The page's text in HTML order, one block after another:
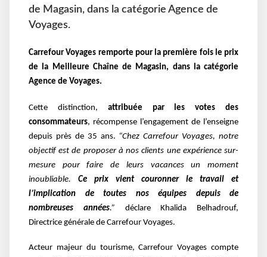
de Magasin, dans la catégorie Agence de
Voyages.
Carrefour Voyages remporte pour la première fois le prix
de la Meilleure Chaîne de Magasin, dans la catégorie
Agence de Voyages.
Cette distinction, attribuée par les votes des
consommateurs, récompense l’engagement de l’enseigne
depuis près de 35 ans. “Chez Carrefour Voyages, notre
objectif est de proposer à nos clients une expérience sur-
mesure pour faire de leurs vacances un moment
inoubliable. Ce prix vient couronner le travail et
l’implication de toutes nos équipes depuis de
nombreuses années.” déclare Khalida Belhadrouf,
Directrice générale de Carrefour Voyages.
Acteur majeur du tourisme, Carrefour Voyages compte